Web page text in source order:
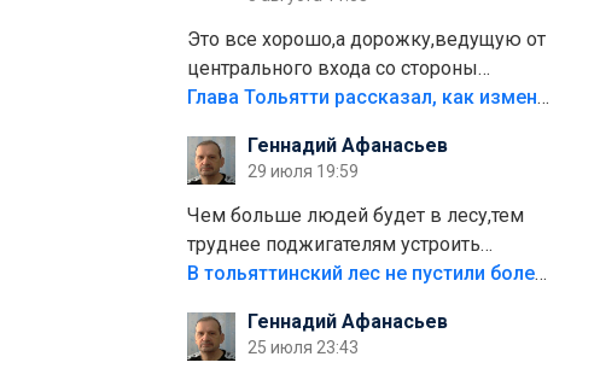
Это все хорошо,а дорожку,ведущую от
центрального входа со стороны
кафе"Мираж" к аттракционам слабо
плитки не хватило,т.к.осенью и зимой
лежала в парке и испортилась.Да
еще,видимо,часть украли.
Глава Тольятти рассказал, как изменится парк Центрального района
Геннадий Афанасьев
29 июля 19:59
Чем больше людей будет в лесу,тем
труднее поджигателям устроить
пожар.Тех кто разводит костры,тех
полно стоит,почему водители всё
равно едут в лес? Штрафы мизерные.
В тольяттинский лес не пустили более тысячи автомобилей
Геннадий Афанасьев
25 июля 23:43